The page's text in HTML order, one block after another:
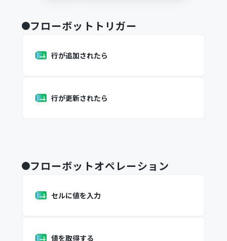
フローボットトリガー
行が追加されたら
行が更新されたら
フローボットオペレーション
セルに値を入力
値を取得する